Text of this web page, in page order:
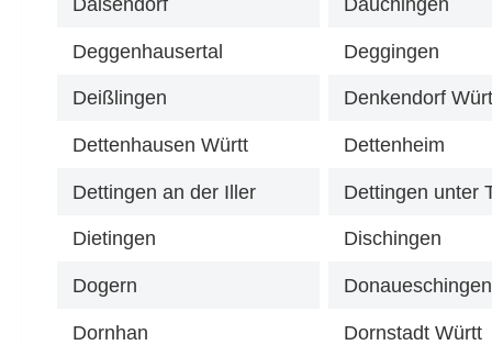
Deggenhausertal Deggingen
Deißlingen Denkendorf
Dettenhausen Württ Dettenheim
Dettingen an der Iller Dettingen unter
Dietingen Dischingen
Dogern Donaueschingen
Dornhan Dornstadt Württ